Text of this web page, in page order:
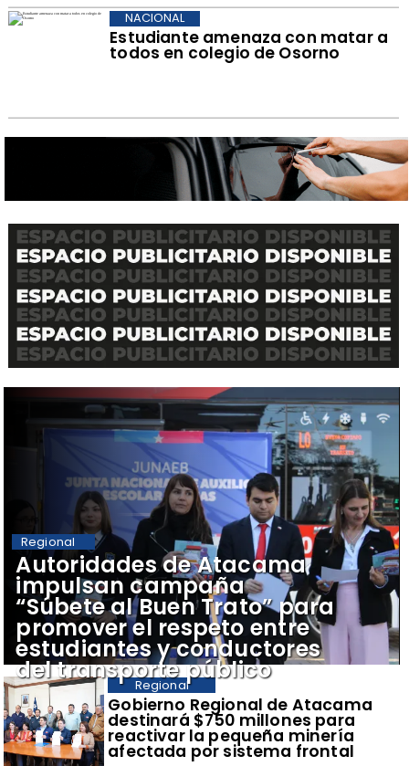
Estudiante amenaza con matar a
todos en colegio de Osorno
NACIONAL
Gobierno Regional de Atacama
destinará $750 millones para
reactivar la pequeña minería
afectada por sistema frontal
Regional
Autoridades de Atacama
impulsan campaña
“Súbete al Buen Trato” para
promover el respeto entre
estudiantes y conductores
del transporte público
Regional